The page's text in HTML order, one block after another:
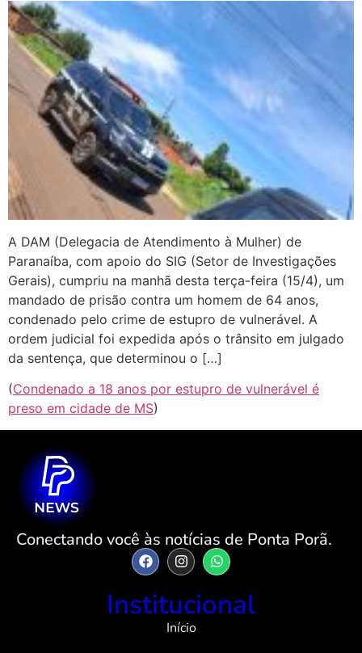
A DAM (Delegacia de Atendimento à Mulher) de
Paranaíba, com apoio do SIG (Setor de Investigações
Gerais), cumpriu na manhã desta terça-feira (15/4), um
mandado de prisão contra um homem de 64 anos,
condenado pelo crime de estupro de vulnerável. A
ordem judicial foi expedida após o trânsito em julgado
da sentença, que determinou o […]
(Condenado a 18 anos por estupro de vulnerável é
preso em cidade de MS)
Conectando você às notícias de Ponta Porã.
Institucional
Início